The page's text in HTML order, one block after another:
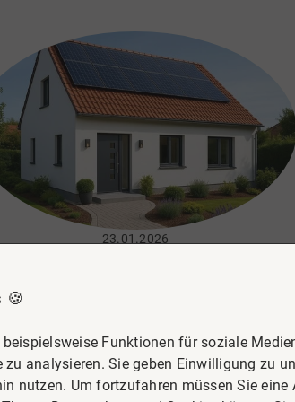
sondern klug anpassen: Wege
Sturzrisiken senken und den
spürbar erleichtern. Wer frühzeitig
gewinnt Handlungsspielraum – und
Entscheidungen in Ruhe treffen, statt
unter Zeitdruck.
23.01.2026
Celle wirklich
Die Immobilienmärkte in Celle und
Umgebung bieten 2026 zahlreiche
🍪
Funktionen für soziale
analysieren. Sie geben Einwilligung zu
nutzen. Um fortzufahren müssen Sie eine